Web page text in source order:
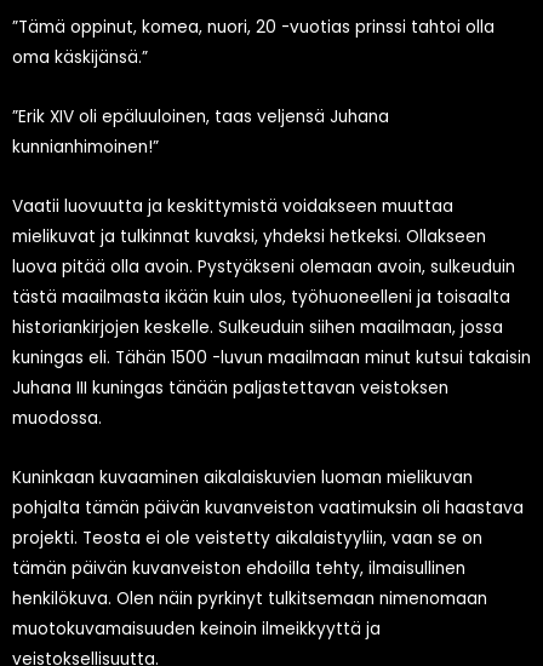
”Tämä oppinut, komea, nuori, 20 -vuotias prinssi tahtoi olla
oma käskijänsä.”
”Erik XIV oli epäluuloinen, taas veljensä Juhana
kunnianhimoinen!”
Vaatii luovuutta ja keskittymistä voidakseen muuttaa
mielikuvat ja tulkinnat kuvaksi, yhdeksi hetkeksi. Ollakseen
luova pitää olla avoin. Pystyäkseni olemaan avoin, sulkeuduin
tästä maailmasta ikään kuin ulos, työhuoneelleni ja toisaalta
historiankirjojen keskelle. Sulkeuduin siihen maailmaan, jossa
kuningas eli. Tähän 1500 -luvun maailmaan minut kutsui takaisin
Juhana III kuningas tänään paljastettavan veistoksen
muodossa.
Kuninkaan kuvaaminen aikalaiskuvien luoman mielikuvan
pohjalta tämän päivän kuvanveiston vaatimuksin oli haastava
projekti. Teosta ei ole veistetty aikalaistyyliin, vaan se on
tämän päivän kuvanveiston ehdoilla tehty, ilmaisullinen
henkilökuva. Olen näin pyrkinyt tulkitsemaan nimenomaan
muotokuvamaisuuden keinoin ilmeikkyyttä ja
veistoksellisuutta.